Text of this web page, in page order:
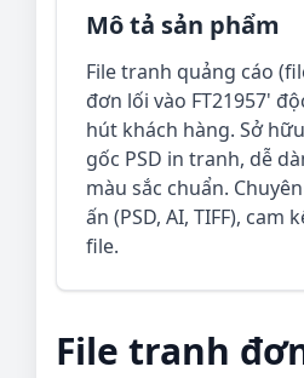
Mô tả sản phẩm
File tranh quảng cáo
đơn lối vào FT21957'
hút khách hàng. Sở
gốc PSD in tranh, dễ
màu sắc chuẩn.
ấn (PSD, AI, TIFF), cam
file.
File tranh